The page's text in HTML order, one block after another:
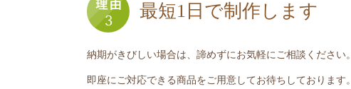
最短1日で制作します
納期がきびしい場合は、諦めずにお気軽にご相談ください。
即座にご対応できる商品をご用意してお待ちしております。